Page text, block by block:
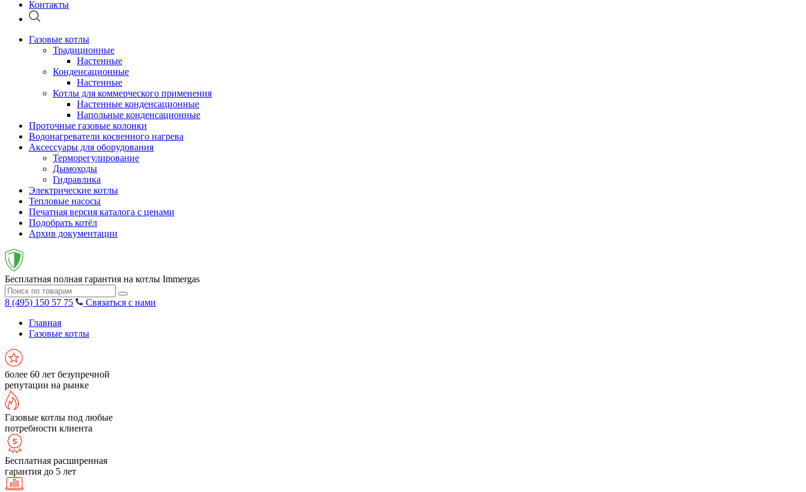
Контакты
Газовые котлы
Традиционные
Настенные
Конденсационные
Настенные
Котлы для коммерческого применения
Настенные конденсационные
Напольные конденсационные
Проточные газовые колонки
Водонагреватели косвенного нагрева
Аксессуары для оборудования
Терморегулирование
Дымоходы
Гидравлика
Электрические котлы
Тепловые насосы
Печатная версия каталога с ценами
Подобрать котёл
Архив документации
Бесплатная полная гарантия на котлы Immergas
8 (495) 150 57 75
Связаться с нами
Главная
Газовые котлы
более 60 лет безупречной
репутации на рынке
Газовые котлы под любые
потребности клиента
Бесплатная расширенная
гарантия до 5 лет